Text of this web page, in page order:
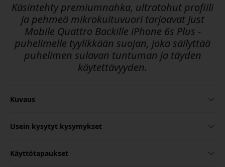
Käsintehty premiumnahka, ultratohut profiili
ja pehmeä mikrokuituvuori tarjoavat Just
Mobile Quattro Backille iPhone 6s Plus -
puhelimelle tyylikkään suojan, joka säilyttää
puhelimen sulavan tuntuman ja täyden
käytettävyyden.
Kuvaus
Usein kysytyt kysymykset
Käyttötapaukset